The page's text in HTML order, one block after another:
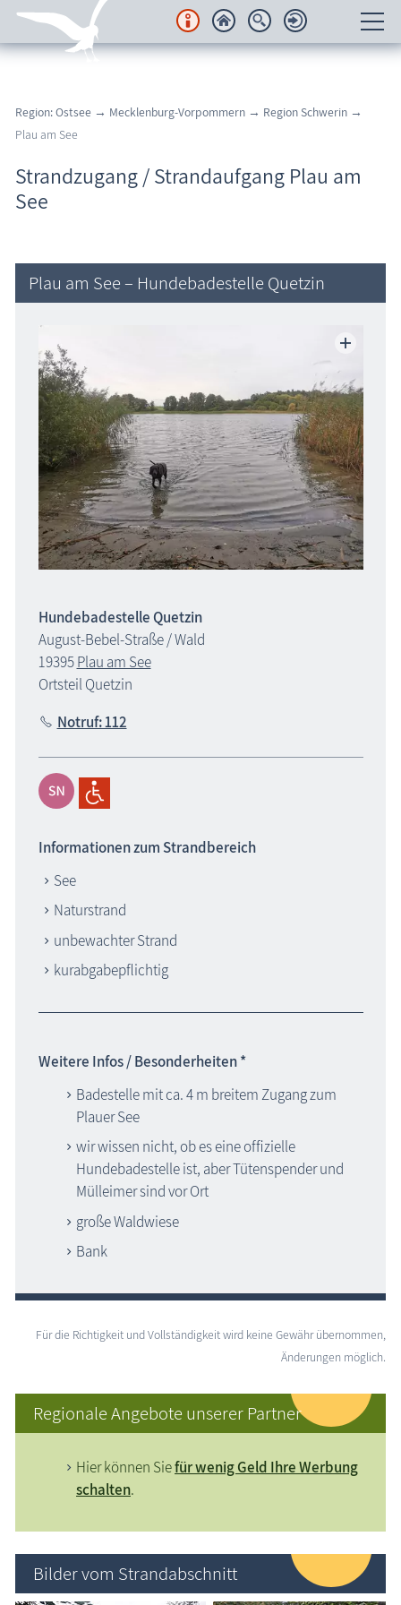
Regionales
Urlaubsorte
Karten
Wissenswertes
Veranstaltungen
Blog
Region: Ostsee → Mecklenburg-Vorpommern → Region Schwerin →
Plau am See
Strandzugang / Strandaufgang Plau am
See
Plau am See – Hundebadestelle Quetzin
Hundebadestelle Quetzin
August-Bebel-Straße / Wald
19395Plau am See
Ortsteil Quetzin
Notruf: 112
Informationen zum Strandbereich
See
Naturstrand
unbewachter Strand
kurabgabepflichtig
Weitere Infos / Besonderheiten *
Badestelle mit ca. 4 m breitem Zugang zum
Plauer See
wir wissen nicht, ob es eine offizielle
Hundebadestelle ist, aber Tütenspender und
Mülleimer sind vor Ort
große Waldwiese
Bank
Für die Richtigkeit und Vollständigkeit wird keine Gewähr übernommen,
Änderungen möglich.
Regionale Angebote unserer Partner
Hier können Siefür wenig Geld Ihre Werbung
schalten.
Bilder vom Strandabschnitt